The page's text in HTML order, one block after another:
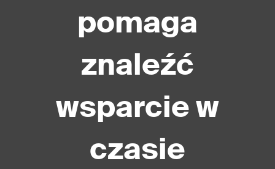
pomaga
znaleźć
wsparcie w
czasie